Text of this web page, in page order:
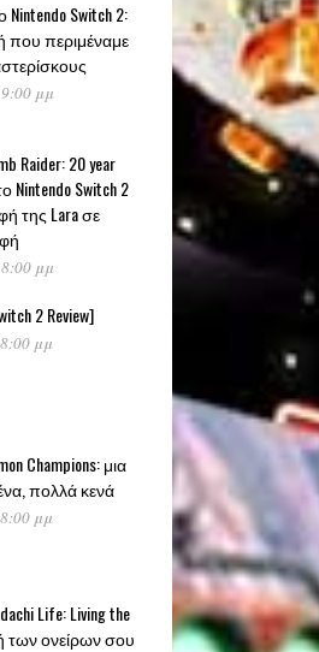
Nintendo Switch 2:
που περιμέναμε
μμ
Raider: 20 year
Nintendo Switch 2
της Lara σε
μμ
2 Review]
μμ
Champions: μια
πολλά κενά
μμ
Life: Living the
των ονείρων σου